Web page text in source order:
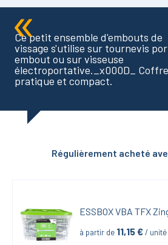
Ce petit ensemble d'embouts de
vissage s'utilise sur tournevis
embout ou sur visseuse
électroportative._x000D_
pratique et compact.
Régulièrement acheté
ESSBOX VBA TFX
à partir de 11,15 € / unité